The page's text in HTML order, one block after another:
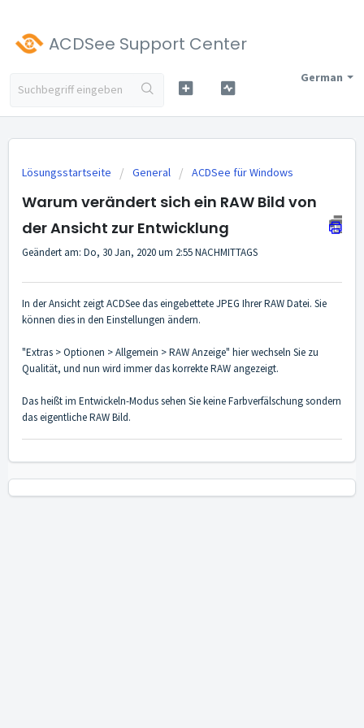
ACDSee Support Center
German
Lösungsstartseite General ACDSee für Windows
Warum verändert sich ein RAW Bild von
der Ansicht zur Entwicklung
Geändert am: Do, 30 Jan, 2020 um 2:55 NACHMITTAGS
In der Ansicht zeigt ACDSee das eingebettete JPEG Ihrer RAW Datei. Sie
können dies in den Einstellungen ändern.
"Extras > Optionen > Allgemein > RAW Anzeige" hier wechseln Sie zu
Qualität, und nun wird immer das korrekte RAW angezeigt.
Das heißt im Entwickeln-Modus sehen Sie keine Farbverfälschung sondern
das eigentliche RAW Bild.